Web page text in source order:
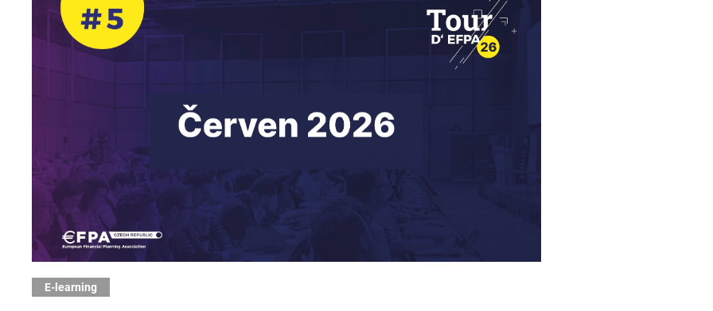
E-learning